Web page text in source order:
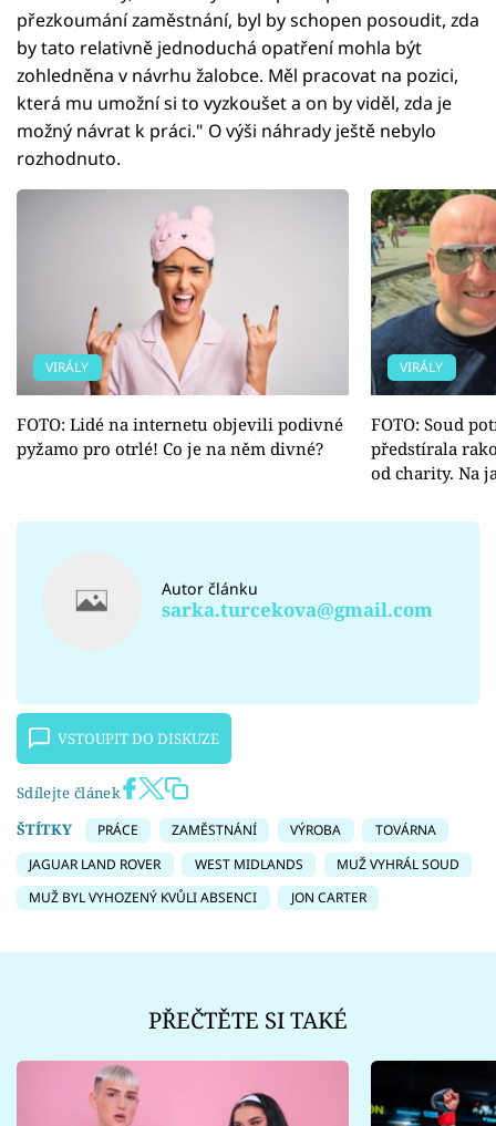
přezkoumání zaměstnání, byl by schopen posoudit, zda
by tato relativně jednoduchá opatření mohla být
zohledněna v návrhu žalobce. Měl pracovat na pozici,
která mu umožní si to vyzkoušet a on by viděl, zda je
možný návrat k práci." O výši náhrady ještě nebylo
rozhodnuto.
VIRÁLY
FOTO: Lidé na internetu objevili podivné
pyžamo pro otrlé! Co je na něm divné?
VIRÁLY
FOTO: Soud
předstírala
od charity. Na
Autor článku
sarka.turcekova@gmail.com
VSTOUPIT DO DISKUZE
Sdílejte článek
ŠTÍTKY
PRÁCE ZAMĚSTNÁNÍ VÝROBA
TOVÁRNA
JAGUAR LAND ROVER
WEST MIDLANDS
MUŽ VYHRÁL SOUD
MUŽ BYL VYHOZENÝ KVŮLI ABSENCI
JON CARTER
PŘEČTĚTE SI TAKÉ